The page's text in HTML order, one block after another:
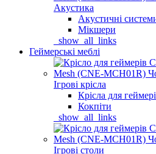
Акустика
Акустичні
Мікшери
_show_all_links
Геймерські меблі
Ігрові крісла
Крісла для
Кокпіти
_show_all_links
Ігрові столи